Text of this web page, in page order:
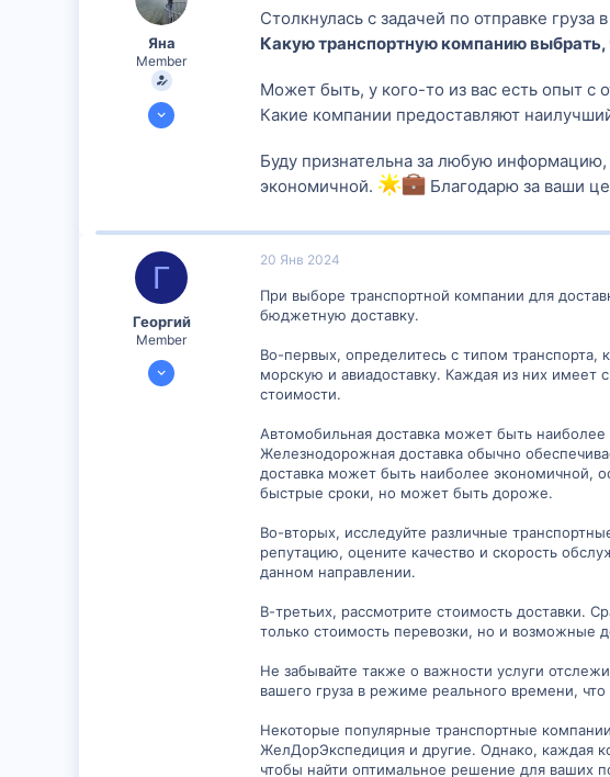
л
аЯна
Member
14 Ноя 2023
Столкнулась с задачей по отправке
Какую транспортную компанию
Может быть, у кого-то из вас есть опыт с
Какие компании предоставляют
Буду признательна за любую
экономичной.
Благодарю за ваши
Г
Георгий
Member
16 Янв 2024
20 Янв 2024
При выборе транспортной компании для
бюджетную доставку.
Во-первых, определитесь с типом
морскую и авиадоставку. Каждая из них имеет
стоимости.
Автомобильная доставка может быть
Железнодорожная доставка обычно
доставка может быть наиболее экономичной,
быстрые сроки, но может быть дороже.
Во-вторых, исследуйте различные
репутацию, оцените качество и скорость
данном направлении.
В-третьих, рассмотрите стоимость доставки.
только стоимость перевозки, но и возможные
Не забывайте также о важности услуги
вашего груза в режиме реального времени,
Некоторые популярные транспортные
ЖелДорЭкспедиция и другие. Однако, каждая
чтобы найти оптимальное решение для ваших